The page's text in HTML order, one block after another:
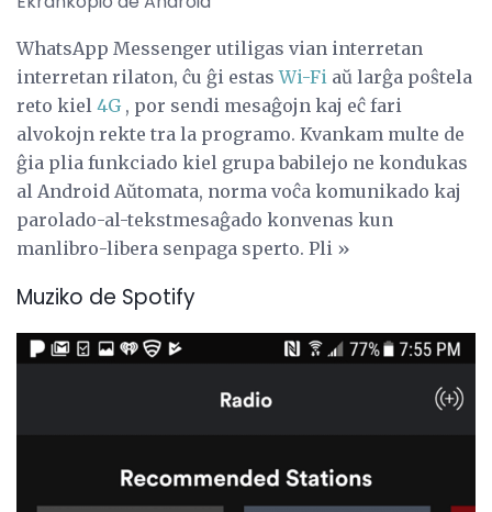
WhatsApp Messenger utiligas vian interretan
interretan rilaton, ĉu ĝi estasWi-Fi aŭ larĝa poŝtela
reto kiel 4G , por sendi mesaĝojn kaj eĉ fari
alvokojn rekte tra la programo. Kvankam multe de
ĝia plia funkciado kiel grupa babilejo ne kondukas
al Android Aŭtomata, norma voĉa komunikado kaj
parolado-al-tekstmesaĝado konvenas kun
manlibro-libera senpaga sperto. Pli »
Muziko de Spotify